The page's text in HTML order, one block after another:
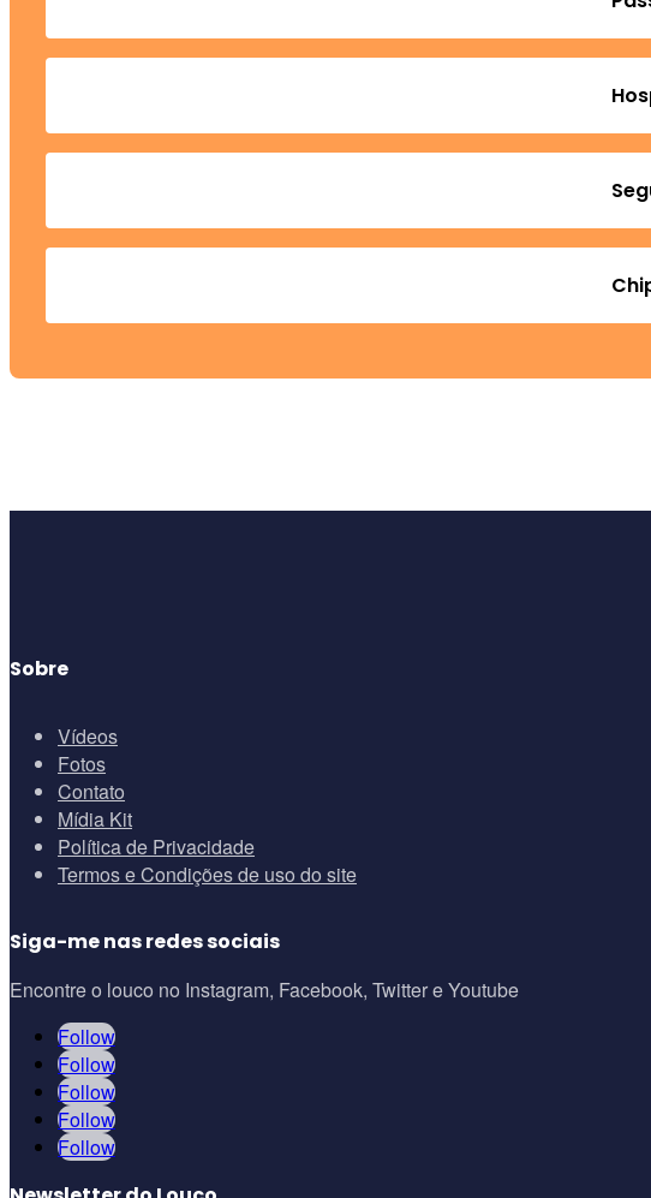
Sobre
Vídeos
Fotos
Contato
Mídia Kit
Política de Privacidade
Termos e Condições de uso do site
Siga-me nas redes sociais
Encontre o louco no Instagram, Facebook, Twitter e Youtube
Follow
Follow
Follow
Follow
Follow